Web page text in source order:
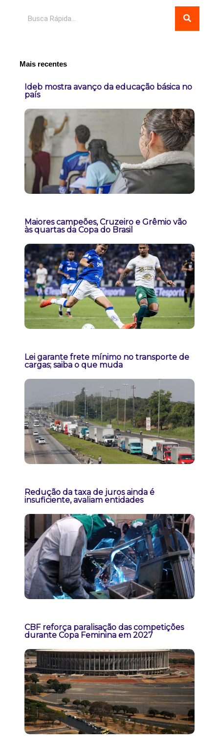
Mais recentes
Ideb mostra avanço da educação básica no
país
Maiores campeões, Cruzeiro e Grêmio vão
às quartas da Copa do Brasil
Lei garante frete mínimo no transporte de
cargas; saiba o que muda
Redução da taxa de juros ainda é
insuficiente, avaliam entidades
CBF reforça paralisação das competições
durante Copa Feminina em 2027